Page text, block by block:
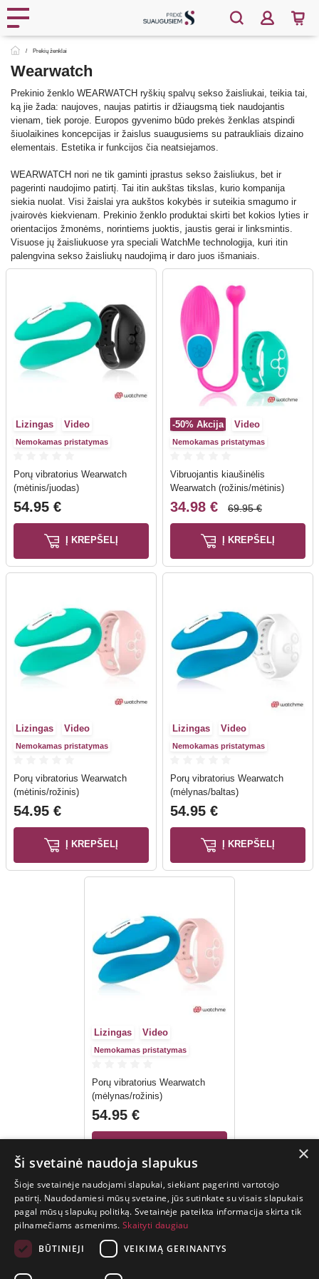
Prekių ženklai
Wearwatch
Prekinio ženklo WEARWATCH ryškių spalvų sekso žaisliukai, teikia tai,
ką jie žada: naujoves, naujas patirtis ir džiaugsmą tiek naudojantis
vienam, tiek poroje. Europos gyvenimo būdo prekės ženklas atspindi
šiuolaikines koncepcijas ir žaislus suaugusiems su patraukliais dizaino
elementais. Estetika ir funkcijos čia neatsiejamos.
WEARWATCH nori ne tik gaminti įprastus sekso žaisliukus, bet ir
pagerinti naudojimo patirtį. Tai itin aukštas tikslas, kurio kompanija
siekia nuolat. Visi žaislai yra aukštos kokybės ir suteikia smagumo ir
įvairovės kiekvienam. Prekinio ženklo produktai skirti bet kokios lyties ir
orientacijos žmonėms, norintiems juoktis, jaustis gerai ir linksmintis.
Visuose jų žaisliukuose yra speciali WatchMe technologija, kuri itin
palengvina sekso žaisliukų naudojimą ir daro juos išmaniais.
Lizingas Video
Nemokamas pristatymas
Porų vibratorius Wearwatch
(mėtinis/juodas)
54.95 €
Į KREPŠELĮ
-50% Akcija Video
Nemokamas pristatymas
Vibruojantis kiaušinėlis
Wearwatch (rožinis/mėtinis)
34.98 € 69.95 €
Į KREPŠELĮ
Lizingas Video
Nemokamas pristatymas
Porų vibratorius Wearwatch
(mėtinis/rožinis)
54.95 €
Į KREPŠELĮ
Lizingas Video
Nemokamas pristatymas
Porų vibratorius Wearwatch
(mėlynas/baltas)
54.95 €
Į KREPŠELĮ
Lizingas Video
Nemokamas pristatymas
Porų vibratorius Wearwatch
(mėlynas/rožinis)
54.95 €
GYVENIMAS
TRUMPAS.
PATIRK
NUOTYKĮ.
×
Ši svetainė naudoja slapukus
Šioje svetainėje naudojami slapukai, siekiant pagerinti vartotojo
patirtį. Naudodamiesi mūsų svetaine, jūs sutinkate su visais slapukais
pagal mūsų slapukų politiką. Svetainėje pateikta informacija skirta tik
pilnamečiams asmenims. Skaityti daugiau
BŪTINIEJI
VEIKIMĄ GERINANTYS